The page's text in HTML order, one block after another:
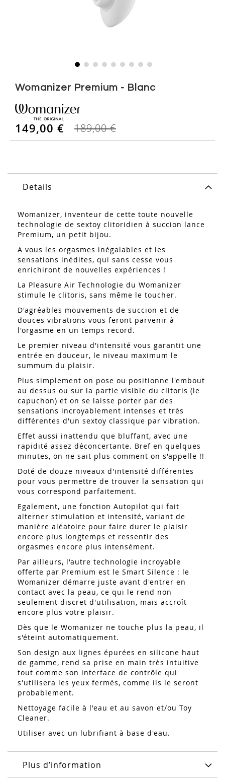
beginning
the
Womanizer Premium - Blanc
149,00 € 189,00 €
Details
Womanizer, inventeur de cette toute nouvelle
technologie de sextoy clitoridien à succion lance
Premium, un petit bijou.
A vous les orgasmes inégalables et les
sensations inédites, qui sans cesse vous
enrichiront de nouvelles expériences !
La Pleasure Air Technologie du Womanizer
stimule le clitoris, sans même le toucher.
D'agréables mouvements de succion et de
douces vibrations vous feront parvenir à
l'orgasme en un temps record.
Le premier niveau d'intensité vous garantit une
entrée en douceur, le niveau maximum le
summum du plaisir.
Plus simplement on pose ou positionne l'embout
au dessus ou sur la partie visible du clitoris (le
capuchon) et on se laisse porter par des
sensations incroyablement intenses et très
différentes d'un sextoy classique par vibration.
Effet aussi inattendu que bluffant, avec une
rapidité assez déconcertante. Bref en quelques
minutes, on ne sait plus comment on s'appelle !!
Doté de douze niveaux d'intensité différentes
pour vous permettre de trouver la sensation qui
vous correspond parfaitement.
Egalement, une fonction Autopilot qui fait
alterner stimulation et intensité, variant de
manière aléatoire pour faire durer le plaisir
encore plus longtemps et ressentir des
orgasmes encore plus intensément.
Par ailleurs, l'autre technologie incroyable
offerte par Premium est le Smart Silence : le
Womanizer démarre juste avant d'entrer en
contact avec la peau, ce qui le rend non
seulement discret d'utilisation, mais accroît
encore plus votre plaisir.
Dès que le Womanizer ne touche plus la peau, il
s'éteint automatiquement.
Son design aux lignes épurées en silicone haut
de gamme, rend sa prise en main très intuitive
tout comme son interface de contrôle qui
s'utilisera les yeux fermés, comme ils le seront
probablement.
Nettoyage facile à l'eau et au savon et/ou Toy
Cleaner.
Utiliser avec un lubrifiant à base d'eau.
Plus d’information